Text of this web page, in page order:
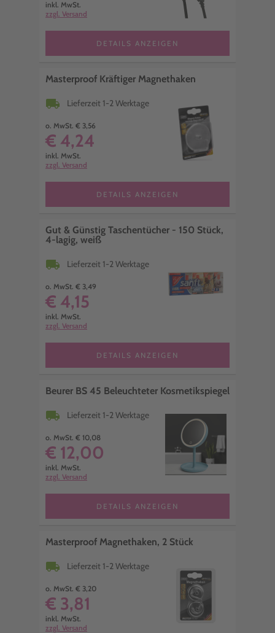
inkl. MwSt.
zzgl. Versand
DETAILS ANZEIGEN
Masterproof Kräftiger Magnethaken
local_shipping Lieferzeit 1-2 Werktage
o. MwSt. € 3,56
€ 4,24
inkl. MwSt.
zzgl. Versand
DETAILS ANZEIGEN
Gut & Günstig Taschentücher - 150 Stück,
4-lagig, weiß
local_shipping Lieferzeit 1-2 Werktage
o. MwSt. € 3,49
€ 4,15
inkl. MwSt.
zzgl. Versand
DETAILS ANZEIGEN
Beurer BS 45 Beleuchteter Kosmetikspiegel
local_shipping Lieferzeit 1-2 Werktage
o. MwSt. € 10,08
€ 12,00
inkl. MwSt.
zzgl. Versand
DETAILS ANZEIGEN
Masterproof Magnethaken, 2 Stück
local_shipping Lieferzeit 1-2 Werktage
o. MwSt. € 3,20
€ 3,81
inkl. MwSt.
zzgl. Versand